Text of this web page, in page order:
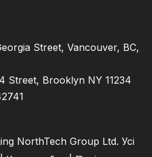
Street, Vancouver, BC,
Brooklyn NY 11234
NorthTech Group Ltd. Усі